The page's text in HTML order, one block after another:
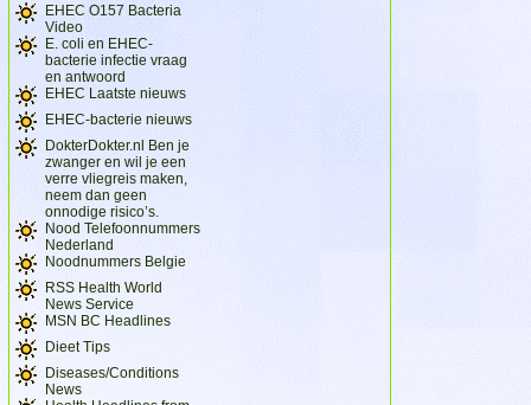
EHEC O157 Bacteria
Video
E. coli en EHEC-
bacterie infectie vraag
en antwoord
EHEC Laatste nieuws
EHEC-bacterie nieuws
DokterDokter.nl Ben je
zwanger en wil je een
verre vliegreis maken,
neem dan geen
onnodige risico’s.
Nood Telefoonnummers
Nederland
Noodnummers Belgie
RSS Health World
News Service
MSN BC Headlines
Dieet Tips
Diseases/Conditions
News